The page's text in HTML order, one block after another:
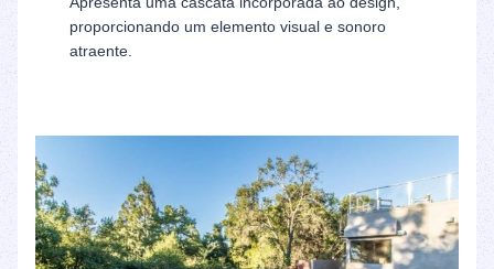
proporcionando um elemento visual e sonoro
atraente.